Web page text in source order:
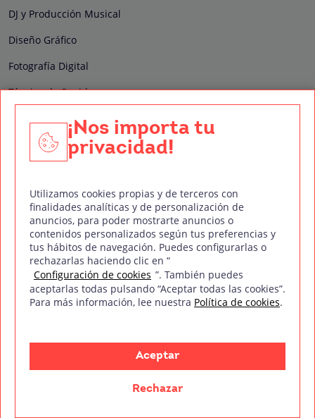
DJ y Producción Musical
Diseño Gráfico
Fotografía Digital
Técnico de Sonido
Edición y Postproducción de Vídeo
Nuestros sellos de calidad
Síguenos en Redes Sociales
mm 2026
Política de privacidad Política de cookies
Aviso legal
¡Nos importa tu
privacidad!
Utilizamos cookies propias y de terceros con
finalidades analíticas y de personalización de
anuncios, para poder mostrarte anuncios o
contenidos personalizados según tus preferencias y
tus hábitos de navegación. Puedes configurarlas o
rechazarlas haciendo clic en “
Configuración de cookies ”. También puedes
aceptarlas todas pulsando “Aceptar todas las cookies”.
Para más información, lee nuestra Política de cookies.
Aceptar
Rechazar